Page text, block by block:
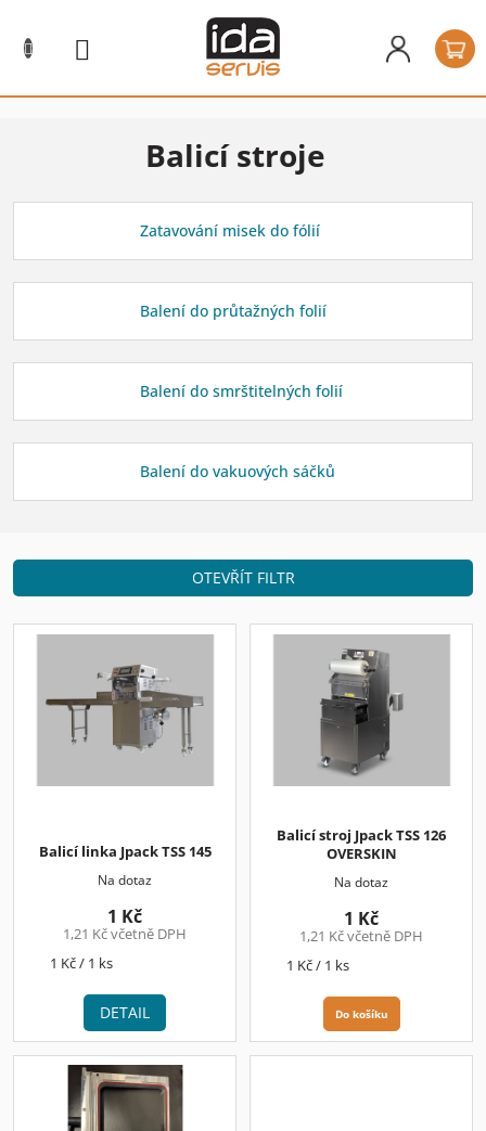
obsah
Balicí stroje
Zatavování misek do fólií
Balení do průtažných folií
Balení do smrštitelných folií
Balení do vakuových sáčků
OTEVŘÍT FILTR
V
Balicí linka Jpack TSS 145
Na dotaz
1,21 Kč včetně DPH
1 Kč
Měrná
1 Kč / 1 ks
DETAIL
Balicí stroj Jpack TSS 126
OVERSKIN
Na dotaz
1,21 Kč včetně DPH
1 Kč
Měrná
1 Kč / 1 ks
Do košíku